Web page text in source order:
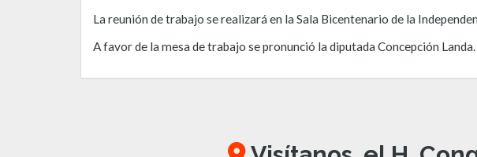
La reunión de trabajo se realizará en la Sala Bicentenario de la
A favor de la mesa de trabajo se pronunció la diputada Concepción Landa.